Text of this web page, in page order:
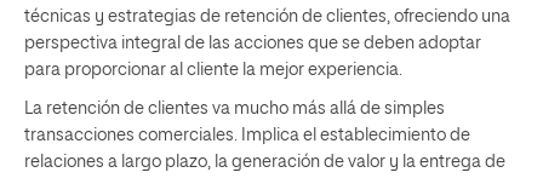
técnicas y estrategias de retención de clientes, ofreciendo una
perspectiva integral de las acciones que se deben adoptar
para proporcionar al cliente la mejor experiencia.
La retención de clientes va mucho más allá de simples
transacciones comerciales. Implica el establecimiento de
relaciones a largo plazo, la generación de valor y la entrega de